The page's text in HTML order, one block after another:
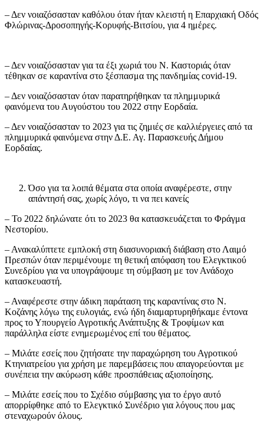
– Δεν νοιαζόσασταν καθόλου όταν ήταν κλειστή η Επαρχιακή Οδός
Φλώρινας-Δροσοπηγής-Κορυφής-Βιτσίου, για 4 ημέρες.
– Δεν νοιαζόσασταν για τα έξι χωριά του Ν. Καστοριάς όταν
τέθηκαν σε καραντίνα στο ξέσπασμα της πανδημίας covid-19.
– Δεν νοιαζόσασταν όταν παρατηρήθηκαν τα πλημμυρικά
φαινόμενα του Αυγούστου του 2022 στην Εορδαία.
– Δεν νοιαζόσασταν το 2023 για τις ζημιές σε καλλιέργειες από τα
πλημμυρικά φαινόμενα στην Δ.Ε. Αγ. Παρασκευής Δήμου
Εορδαίας.
Όσο για τα λοιπά θέματα στα οποία αναφέρεστε, στην
απάντησή σας, χωρίς λόγο, τι να πει κανείς
– Το 2022 δηλώνατε ότι το 2023 θα κατασκευάζεται το Φράγμα
Νεστορίου.
– Ανακαλύπτετε εμπλοκή στη διασυνοριακή διάβαση στο Λαιμό
Πρεσπών όταν περιμένουμε τη θετική απόφαση του Ελεγκτικού
Συνεδρίου για να υπογράψουμε τη σύμβαση με τον Ανάδοχο
κατασκευαστή.
– Αναφέρεστε στην άδικη παράταση της καραντίνας στο Ν.
Κοζάνης λόγω της ευλογιάς, ενώ ήδη διαμαρτυρηθήκαμε έντονα
προς το Υπουργείο Αγροτικής Ανάπτυξης & Τροφίμων και
παράλληλα είστε ενημερωμένος επί του θέματος.
– Μιλάτε εσείς που ζητήσατε την παραχώρηση του Αγροτικού
Κτηνιατρείου για χρήση με παρεμβάσεις που απαγορεύονται με
συνέπεια την ακύρωση κάθε προσπάθειας αξιοποίησης.
– Μιλάτε εσείς που το Σχέδιο σύμβασης για το έργο αυτό
απορρίφθηκε από το Ελεγκτικό Συνέδριο για λόγους που μας
στεναχωρούν όλους.